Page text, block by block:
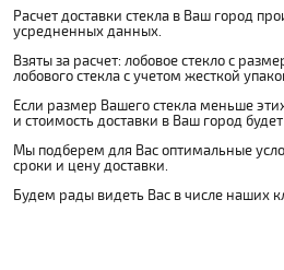
Расчет доставки стекла в Ваш город
усредненных данных.
Взяты за расчет: лобовое стекло с
лобового стекла с учетом жесткой
Если размер Вашего стекла меньше
и стоимость доставки в Ваш город
Мы подберем для Вас оптимальные
сроки и цену доставки.
Будем рады видеть Вас в числе наших